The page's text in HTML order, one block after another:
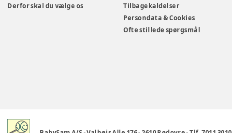
Derfor skal du vælge os
Tilbagekaldelser
Persondata & Cookies
Ofte stillede spørgsmål